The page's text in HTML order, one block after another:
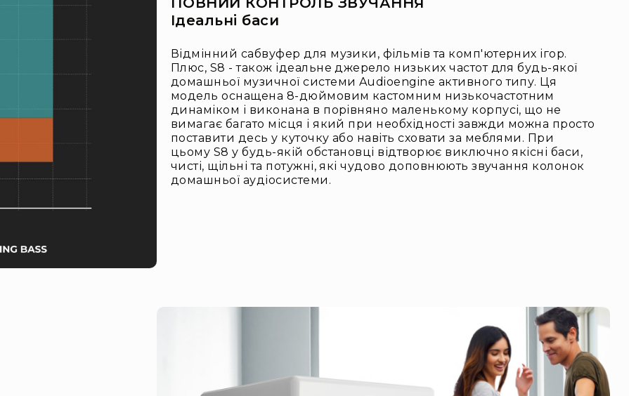
Ідеальні баси
Відмінний сабвуфер для музики, фільмів та комп'ютерних ігор.
Плюс, S8 - також ідеальне джерело низьких частот для будь-якої
домашньої музичної системи Audioengine активного типу. Ця
модель оснащена 8-дюймовим кастомним низькочастотним
динаміком і виконана в порівняно маленькому корпусі, що не
вимагає багато місця і який при необхідності завжди можна просто
поставити десь у куточку або навіть сховати за меблями. При
цьому S8 у будь-якій обстановці відтворює виключно якісні баси,
чисті, щільні та потужні, які чудово доповнюють звучання колонок
домашньої аудіосистеми.